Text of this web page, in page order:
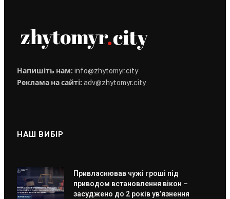
Напишіть нам: info@zhytomyr.city
Реклама на сайті: adv@zhytomyr.city
НАШ ВИБІР
Привласнював чужі гроші під
приводом встановлення вікон –
засуджено до 2 років ув’язнення